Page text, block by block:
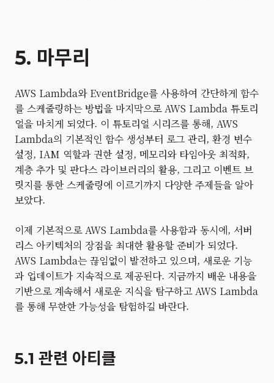
5. 마무리
AWS Lambda와 EventBridge를 사용하여 간단하게 함수
를 스케줄링하는 방법을 마지막으로 AWS Lambda 튜토리
얼을 마치게 되었다. 이 튜토리얼 시리즈를 통해, AWS
Lambda의 기본적인 함수 생성부터 로그 관리, 환경 변수
설정, IAM 역할과 권한 설정, 메모리와 타임아웃 최적화,
계층 추가 및 판다스 라이브러리의 활용, 그리고 이벤트 브
릿지를 통한 스케줄링에 이르기까지 다양한 주제들을 알아
보았다.
이제 기본적으로 AWS Lambda를 사용함과 동시에, 서버
리스 아키텍처의 장점을 최대한 활용할 준비가 되었다.
AWS Lambda는 끊임없이 발전하고 있으며, 새로운 기능
과 업데이트가 지속적으로 제공된다. 지금까지 배운 내용을
기반으로 계속해서 새로운 지식을 탐구하고 AWS Lambda
를 통해 무한한 가능성을 탐험하길 바란다.
5.1 관련 아티클